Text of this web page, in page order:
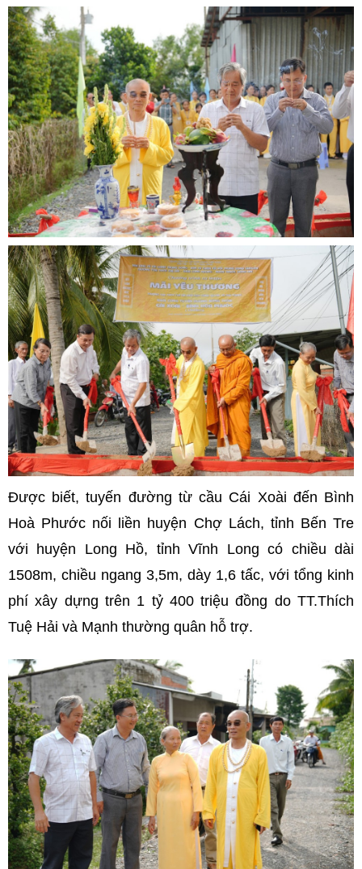
Được biết, tuyến đường từ cầu Cái Xoài đến Bình
Hoà Phước nối liền huyện Chợ Lách, tỉnh Bến Tre
với huyện Long Hồ, tỉnh Vĩnh Long có chiều dài
1508m, chiều ngang 3,5m, dày 1,6 tấc, với tổng kinh
phí xây dựng trên 1 tỷ 400 triệu đồng do TT.Thích
Tuệ Hải và Mạnh thường quân hỗ trợ.